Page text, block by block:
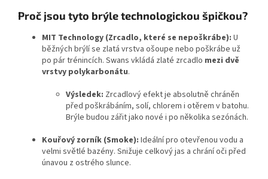
Proč jsou tyto brýle technologickou špičkou?
MIT Technology (Zrcadlo, které se nepoškrábe): U
běžných brýlí se zlatá vrstva ošoupe nebo poškrábe už
po pár trénincích. Swans vkládá zlaté zrcadlo mezi dvě
vrstvy polykarbonátu.
Výsledek: Zrcadlový efekt je absolutně chráněn
před poškrábáním, solí, chlorem i otěrem v batohu.
Brýle budou zářit jako nové i po několika sezónách.
Kouřový zorník (Smoke): Ideální pro otevřenou vodu a
velmi světlé bazény. Snižuje celkový jas a chrání oči před
únavou z ostrého slunce.